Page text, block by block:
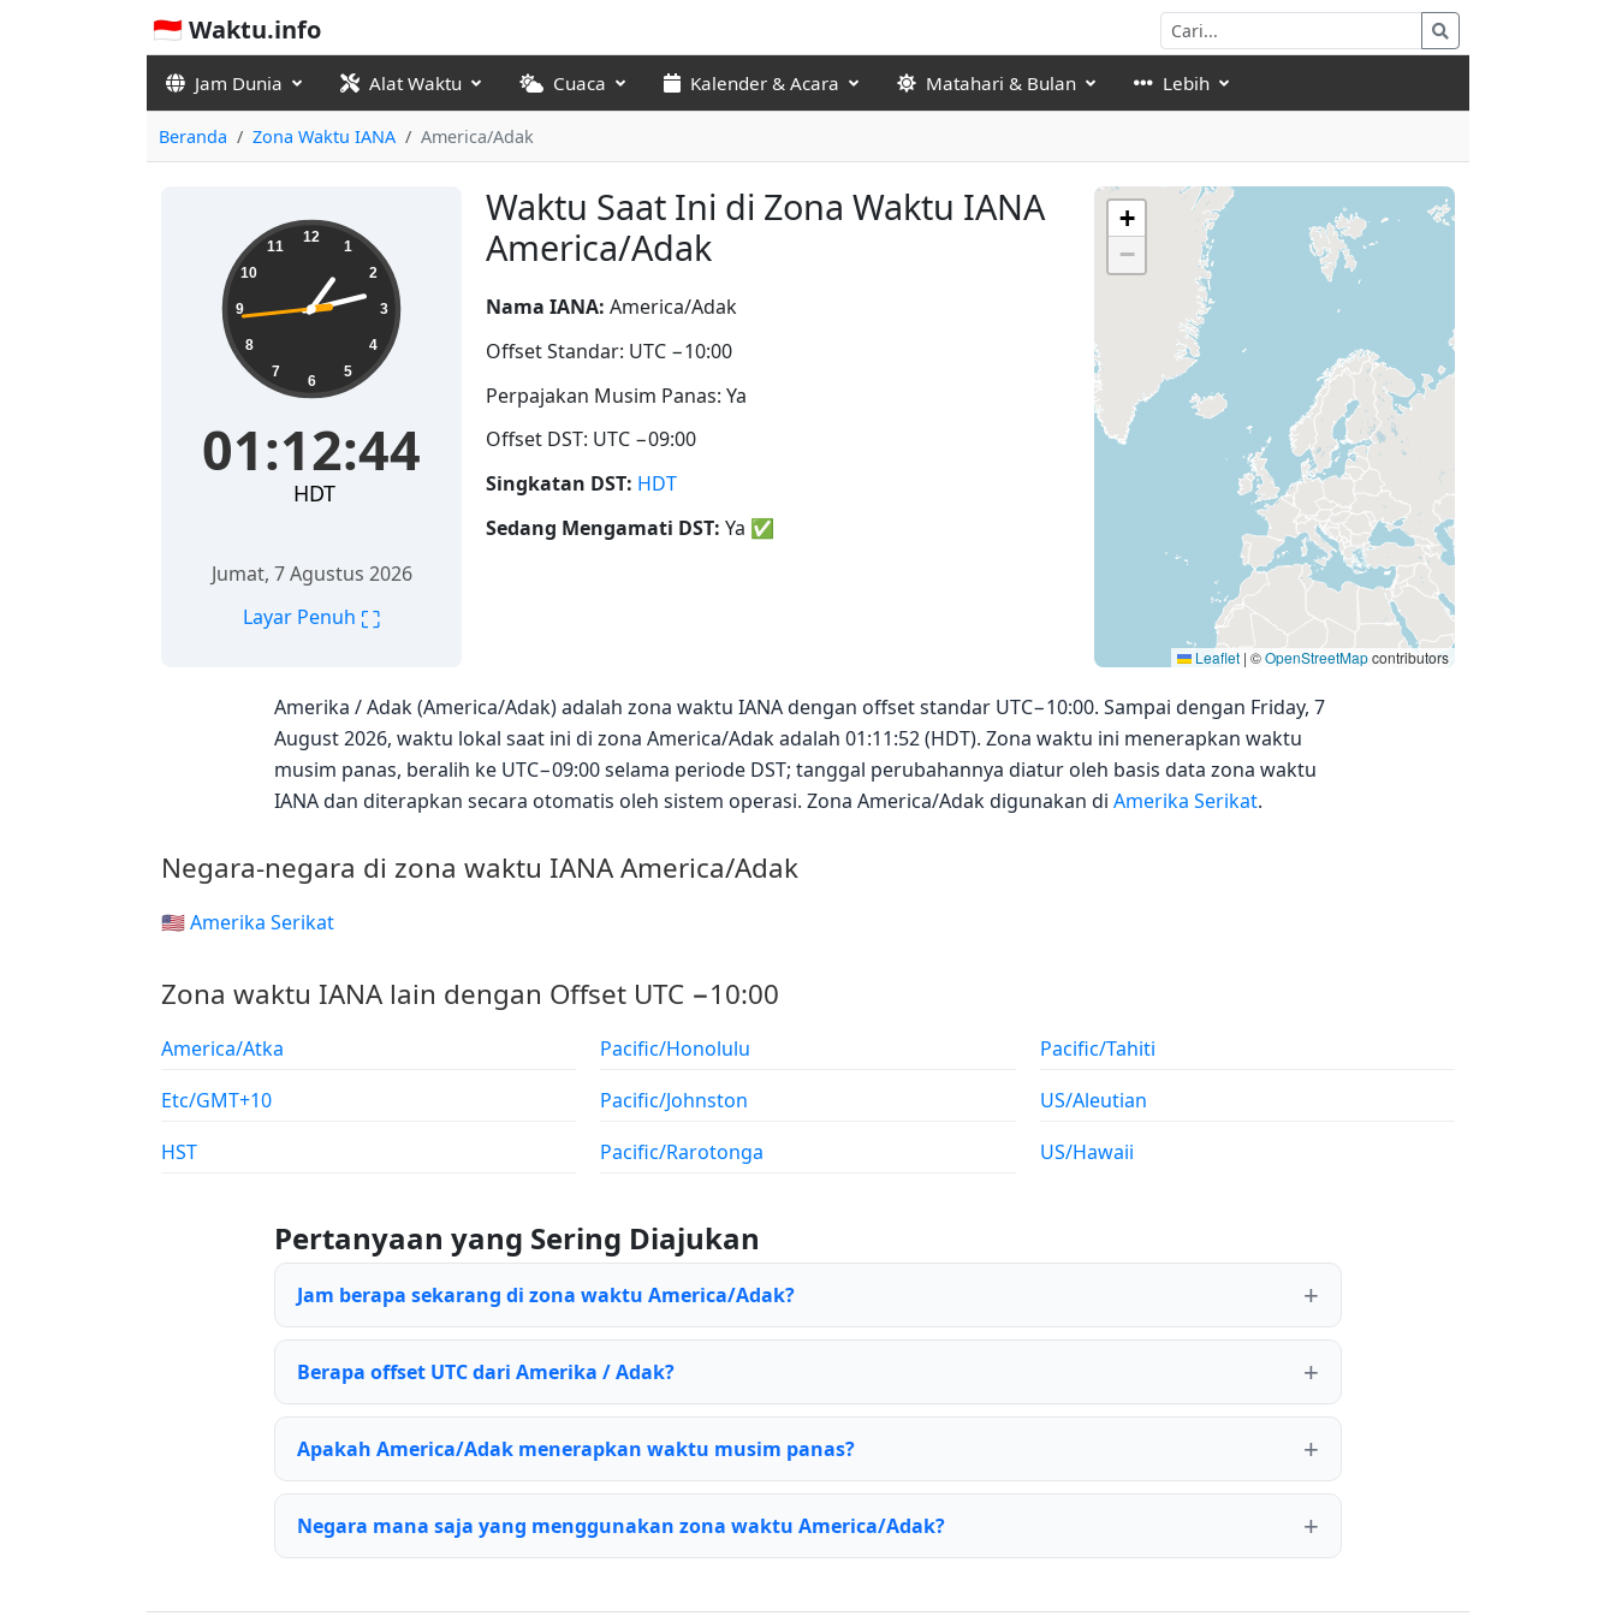
🇮🇩 Waktu.info
Jam Dunia Alat Waktu Cuaca Kalender & Acara Matahari & Bulan Lebih
Beranda Zona Waktu IANA America/Adak
Waktu Saat Ini di Zona Waktu IANA
America/Adak
01:12:44 12
1
2
3
4
5
6
7
8
9
10
11
01:12:44
HDT
Jumat, 7 Agustus 2026
Layar Penuh ⛶
Nama IANA: America/Adak
Offset Standar: UTC −10:00
Perpajakan Musim Panas: Ya
Offset DST: UTC −09:00
Singkatan DST: HDT
Sedang Mengamati DST: Ya ✅
+
−
Leaflet | ©OpenStreetMapcontributors
Amerika / Adak (America/Adak) adalah zona waktu IANA dengan offset standar UTC−10:00. Sampai dengan Friday, 7
August 2026, waktu lokal saat ini di zona America/Adak adalah 01:11:52 (HDT). Zona waktu ini menerapkan waktu
musim panas, beralih ke UTC−09:00 selama periode DST; tanggal perubahannya diatur oleh basis data zona waktu
IANA dan diterapkan secara otomatis oleh sistem operasi. Zona America/Adak digunakan di Amerika Serikat.
Negara-negara di zona waktu IANA America/Adak
🇺🇸 Amerika Serikat
Zona waktu IANA lain dengan Offset UTC −10:00
America/Atka
Etc/GMT+10
HST
Pacific/Honolulu
Pacific/Johnston
Pacific/Rarotonga
Pacific/Tahiti
US/Aleutian
US/Hawaii
Pertanyaan yang Sering Diajukan
Jam berapa sekarang di zona waktu America/Adak?
Berapa offset UTC dari Amerika / Adak?
Apakah America/Adak menerapkan waktu musim panas?
Negara mana saja yang menggunakan zona waktu America/Adak?